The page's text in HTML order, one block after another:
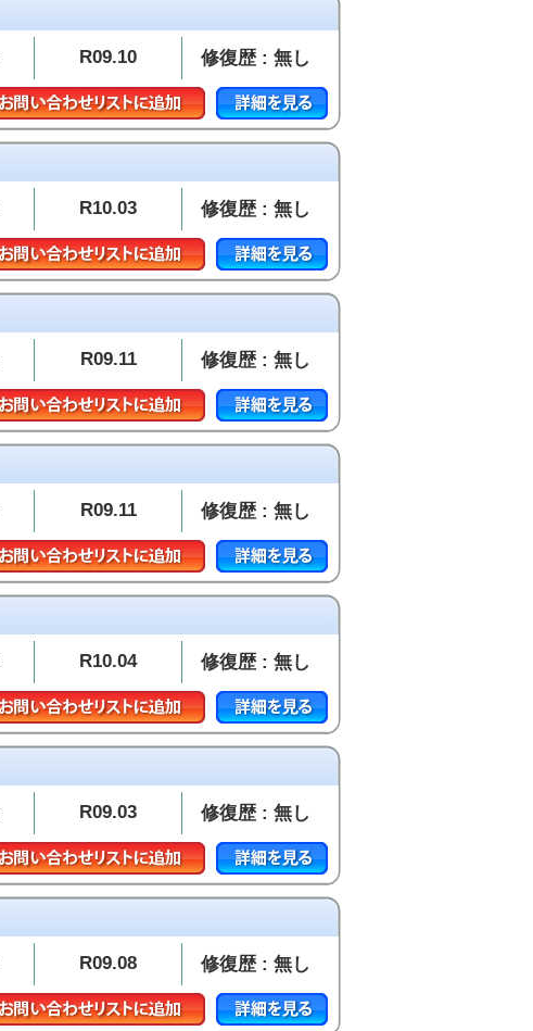
R09.10 修復歴 : 無し
R10.03 修復歴 : 無し
R09.11 修復歴 : 無し
R09.11 修復歴 : 無し
R10.04 修復歴 : 無し
R09.03 修復歴 : 無し
R09.08 修復歴 : 無し